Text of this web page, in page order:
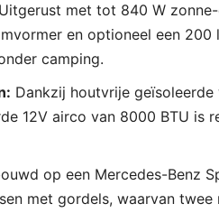
Uitgerust met tot 840 W
en optioneel een
camping.
Dankzij houtvrije geïsoleerde
12V airco van 8000 BTU is
op een Mercedes-Benz
met gordels, waarvan twee